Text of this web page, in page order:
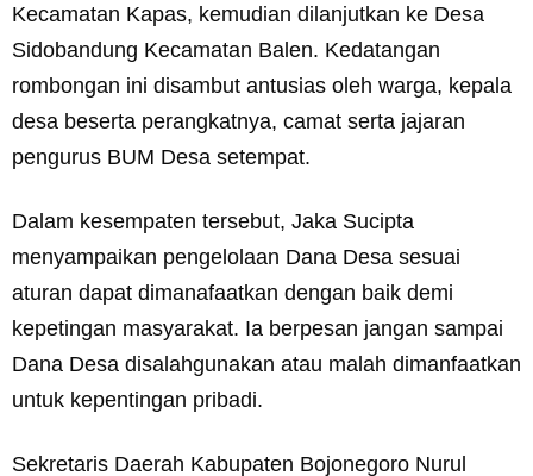
Kecamatan Kapas, kemudian dilanjutkan ke Desa
Sidobandung Kecamatan Balen. Kedatangan
rombongan ini disambut antusias oleh warga, kepala
desa beserta perangkatnya, camat serta jajaran
pengurus BUM Desa setempat.
Dalam kesempaten tersebut, Jaka Sucipta
menyampaikan pengelolaan Dana Desa sesuai
aturan dapat dimanafaatkan dengan baik demi
kepetingan masyarakat. Ia berpesan jangan sampai
Dana Desa disalahgunakan atau malah dimanfaatkan
untuk kepentingan pribadi.
Sekretaris Daerah Kabupaten Bojonegoro Nurul